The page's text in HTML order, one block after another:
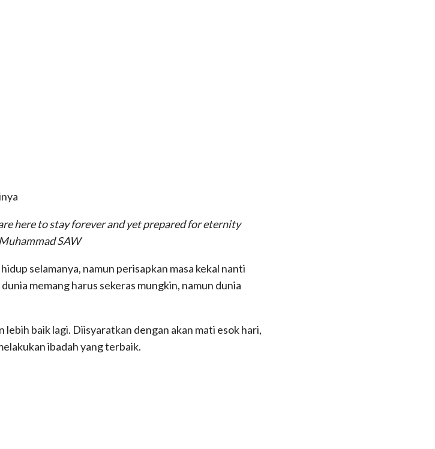
here to stay forever and yet prepared for eternity
SAW
selamanya, namun perisapkan masa kekal nanti
memang harus sekeras mungkin, namun dunia
baik lagi. Diisyaratkan dengan akan mati esok hari,
ibadah yang terbaik.